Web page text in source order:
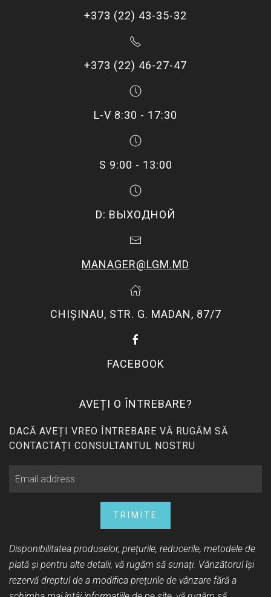
+373 (22) 43-35-32
+373 (22) 46-27-47
L-V 8:30 - 17:30
S 9:00 - 13:00
D: ВЫХОДНОЙ
MANAGER@LGM.MD
CHIŞINAU, STR. G. MADAN, 87/7
FACEBOOK
AVEȚI O ÎNTREBARE?
DACĂ AVEȚI VREO ÎNTREBARE VĂ RUGĂM SĂ
CONTACTAȚI CONSULTANTUL NOSTRU
TRIMITE
Disponibilitatea produselor, prețurile, reducerile, metodele de
plată și pentru alte detalii, vă rugăm să sunați. Vânzătorul își
rezervă dreptul de a modifica prețurile de vânzare fără a